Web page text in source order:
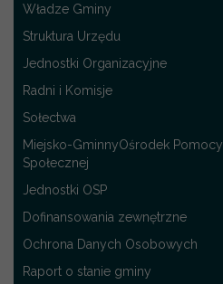
Władze Gminy
Struktura Urzędu
Jednostki Organizacyjne
Radni i Komisje
Sołectwa
Miejsko-GminnyOśrodek Pomocy
Społecznej
Jednostki OSP
Dofinansowania zewnętrzne
Ochrona Danych Osobowych
Raport o stanie gminy